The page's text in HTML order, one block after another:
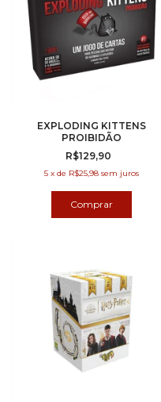
EXPLODING KITTENS
PROIBIDÃO
R$129,90
5 x de R$25,98 sem juros